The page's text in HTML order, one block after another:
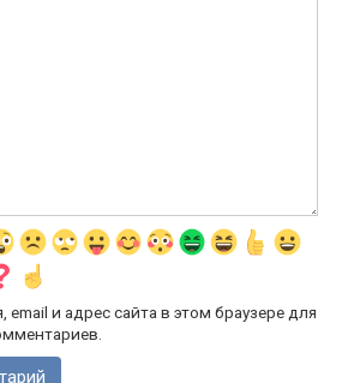
и адрес сайта в этом браузере для